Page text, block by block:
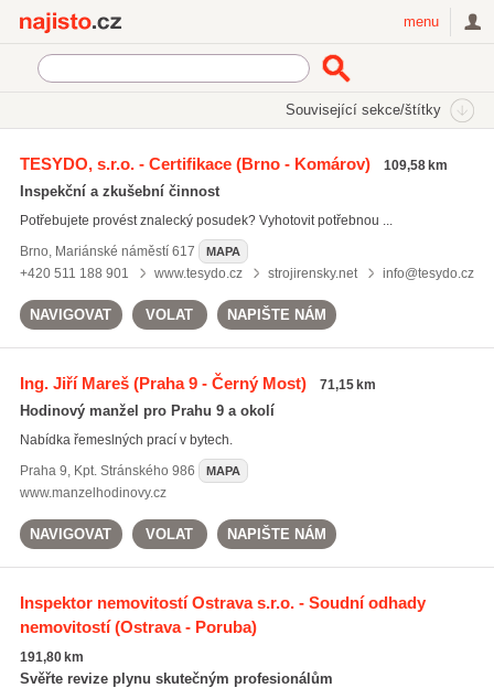
menu
Související sekce/štítky
Dopravní inspektoráty (210)
Inspektoráty práce (10)
Všechny související sekce
TESYDO, s.r.o. - Certifikace(Brno - Komárov) 109,58 km
Inspekční a zkušební činnost
Potřebujete provést znalecký posudek? Vyhotovit potřebnou ...
Brno, Mariánské náměstí 617 MAPA
+420 511 188 901 www.tesydo.cz strojirensky.net info@tesydo.cz
NAVIGOVAT VOLAT NAPIŠTE NÁM
Ing. Jiří Mareš(Praha 9 - Černý Most) 71,15 km
Hodinový manžel pro Prahu 9 a okolí
Nabídka řemeslných prací v bytech.
Praha 9, Kpt. Stránského 986 MAPA
www.manzelhodinovy.cz
NAVIGOVAT VOLAT NAPIŠTE NÁM
Inspektor nemovitostí Ostrava s.r.o. - Soudní odhady
nemovitostí(Ostrava - Poruba)
191,80 km
Svěřte revize plynu skutečným profesionálům